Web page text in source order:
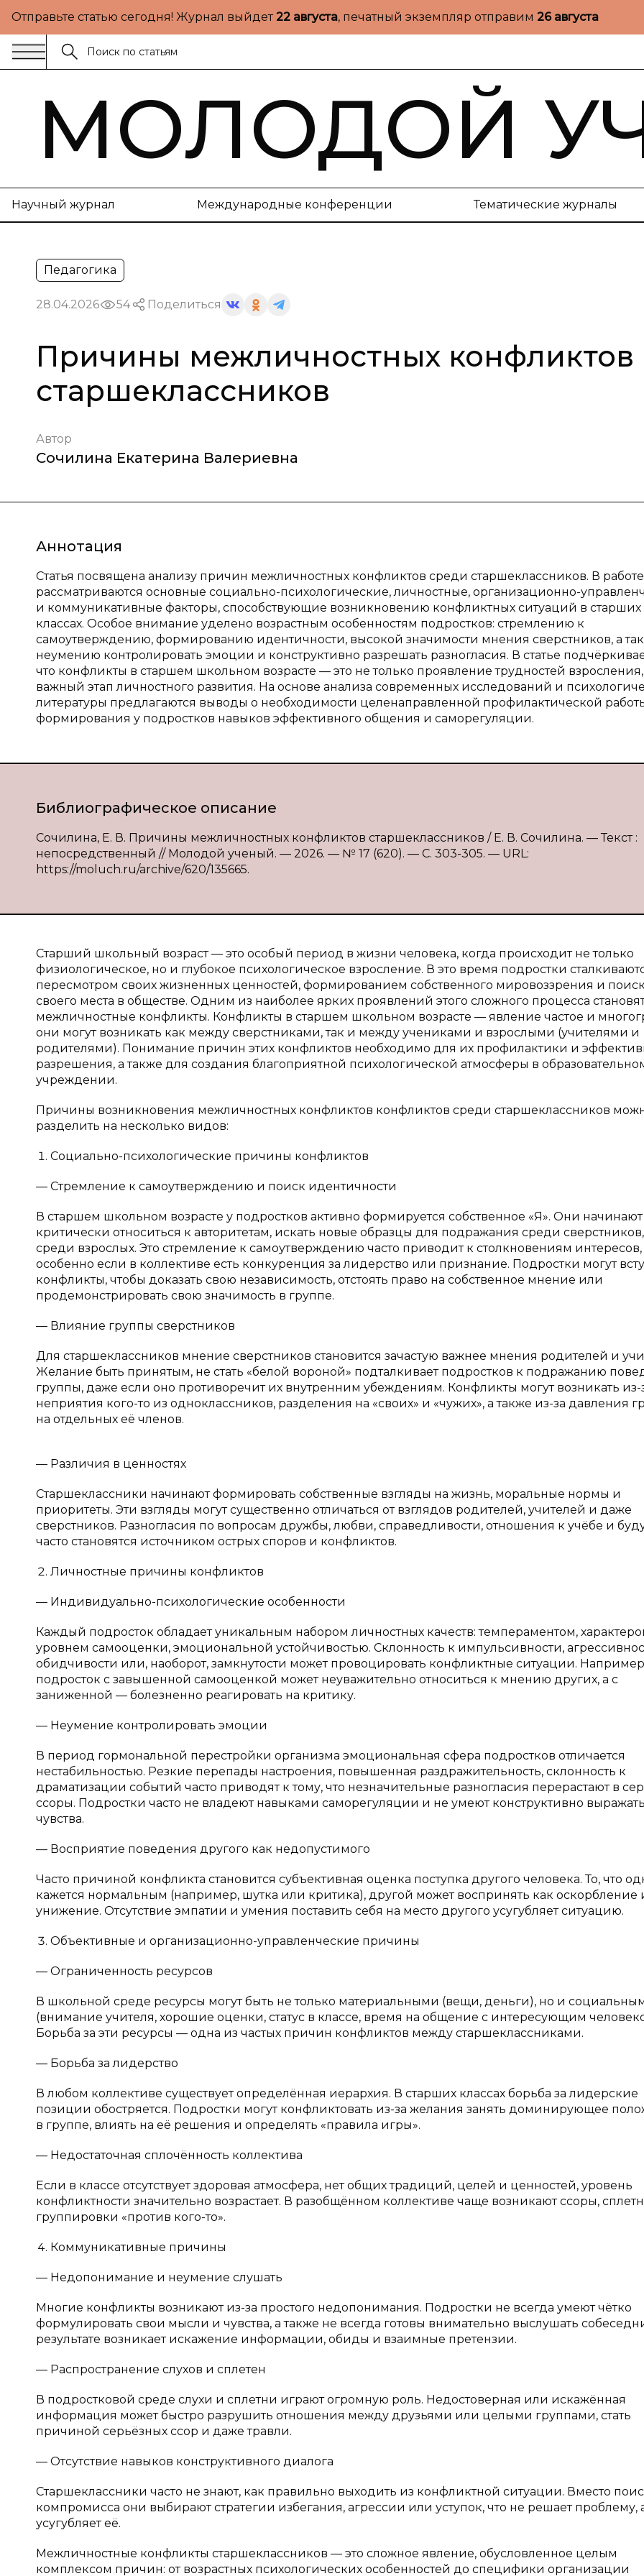
Отправьте статью сегодня! Журнал выйдет22 августа, печатный экземпляр отправим 26 августа
МОЛОДОЙ
Научный журнал Международные конференции Тематические журналы
Педагогика
28.04.2026 54 Поделиться
Причины межличностных конфликтов
старшеклассников
Автор
Сочилина Екатерина Валериевна
Аннотация
Статья посвящена анализу причин межличностных конфликтов среди старшеклассников. В работе
рассматриваются основные социально-психологические, личностные, организационно-
и коммуникативные факторы, способствующие возникновению конфликтных ситуаций в старших
классах. Особое внимание уделено возрастным особенностям подростков: стремлению к
самоутверждению, формированию идентичности, высокой значимости мнения сверстников, а
неумению контролировать эмоции и конструктивно разрешать разногласия. В статье
что конфликты в старшем школьном возрасте — это не только проявление трудностей
важный этап личностного развития. На основе анализа современных исследований и
литературы предлагаются выводы о необходимости целенаправленной профилактической
формирования у подростков навыков эффективного общения и саморегуляции.
Библиографическое описание
Сочилина, Е. В. Причины межличностных конфликтов старшеклассников / Е. В. Сочилина. — Текст :
непосредственный // Молодой ученый. — 2026. — № 17 (620). — С. 303-305. — URL:
https://moluch.ru/archive/620/135665.
Старший школьный возраст — это особый период в жизни человека, когда происходит не только
физиологическое, но и глубокое психологическое взросление. В это время подростки
пересмотром своих жизненных ценностей, формированием собственного мировоззрения и
своего места в обществе. Одним из наиболее ярких проявлений этого сложного процесса
межличностные конфликты. Конфликты в старшем школьном возрасте — явление частое и
они могут возникать как между сверстниками, так и между учениками и взрослыми (учителями и
родителями). Понимание причин этих конфликтов необходимо для их профилактики и
разрешения, а также для создания благоприятной психологической атмосферы в
учреждении.
Причины возникновения межличностных конфликтов конфликтов среди старшеклассников
разделить на несколько видов:
Социально-психологические причины конфликтов
— Стремление к самоутверждению и поиск идентичности
В старшем школьном возрасте у подростков активно формируется собственное «Я». Они начинают
критически относиться к авторитетам, искать новые образцы для подражания среди
среди взрослых. Это стремление к самоутверждению часто приводит к столкновениям интересов,
особенно если в коллективе есть конкуренция за лидерство или признание. Подростки могут
конфликты, чтобы доказать свою независимость, отстоять право на собственное мнение или
продемонстрировать свою значимость в группе.
— Влияние группы сверстников
Для старшеклассников мнение сверстников становится зачастую важнее мнения родителей и
Желание быть принятым, не стать «белой вороной» подталкивает подростков к подражанию
группы, даже если оно противоречит их внутренним убеждениям. Конфликты могут возникать из-
неприятия кого-то из одноклассников, разделения на «своих» и «чужих», а также из-за давления
на отдельных её членов.
— Различия в ценностях
Старшеклассники начинают формировать собственные взгляды на жизнь, моральные нормы и
приоритеты. Эти взгляды могут существенно отличаться от взглядов родителей, учителей и даже
сверстников. Разногласия по вопросам дружбы, любви, справедливости, отношения к учёбе и
часто становятся источником острых споров и конфликтов.
Личностные причины конфликтов
— Индивидуально-психологические особенности
Каждый подросток обладает уникальным набором личностных качеств: темпераментом,
уровнем самооценки, эмоциональной устойчивостью. Склонность к импульсивности,
обидчивости или, наоборот, замкнутости может провоцировать конфликтные ситуации.
подросток с завышенной самооценкой может неуважительно относиться к мнению других, а с
заниженной — болезненно реагировать на критику.
— Неумение контролировать эмоции
В период гормональной перестройки организма эмоциональная сфера подростков отличается
нестабильностью. Резкие перепады настроения, повышенная раздражительность, склонность к
драматизации событий часто приводят к тому, что незначительные разногласия перерастают в
ссоры. Подростки часто не владеют навыками саморегуляции и не умеют конструктивно
чувства.
— Восприятие поведения другого как недопустимого
Часто причиной конфликта становится субъективная оценка поступка другого человека. То, что
кажется нормальным (например, шутка или критика), другой может воспринять как оскорбление
унижение. Отсутствие эмпатии и умения поставить себя на место другого усугубляет ситуацию.
Объективные и организационно-управленческие причины
— Ограниченность ресурсов
В школьной среде ресурсы могут быть не только материальными (вещи, деньги), но и
(внимание учителя, хорошие оценки, статус в классе, время на общение с интересующим
Борьба за эти ресурсы — одна из частых причин конфликтов между старшеклассниками.
— Борьба за лидерство
В любом коллективе существует определённая иерархия. В старших классах борьба за лидерские
позиции обостряется. Подростки могут конфликтовать из-за желания занять доминирующее
в группе, влиять на её решения и определять «правила игры».
— Недостаточная сплочённость коллектива
Если в классе отсутствует здоровая атмосфера, нет общих традиций, целей и ценностей, уровень
конфликтности значительно возрастает. В разобщённом коллективе чаще возникают ссоры,
группировки «против кого-то».
Коммуникативные причины
— Недопонимание и неумение слушать
Многие конфликты возникают из-за простого недопонимания. Подростки не всегда умеют чётко
формулировать свои мысли и чувства, а также не всегда готовы внимательно выслушать
результате возникает искажение информации, обиды и взаимные претензии.
— Распространение слухов и сплетен
В подростковой среде слухи и сплетни играют огромную роль. Недостоверная или искажённая
информация может быстро разрушить отношения между друзьями или целыми группами, стать
причиной серьёзных ссор и даже травли.
— Отсутствие навыков конструктивного диалога
Старшеклассники часто не знают, как правильно выходить из конфликтной ситуации. Вместо
компромисса они выбирают стратегии избегания, агрессии или уступок, что не решает проблему,
усугубляет её.
Межличностные конфликты старшеклассников — это сложное явление, обусловленное целым
комплексом причин: от возрастных психологических особенностей до специфики организации